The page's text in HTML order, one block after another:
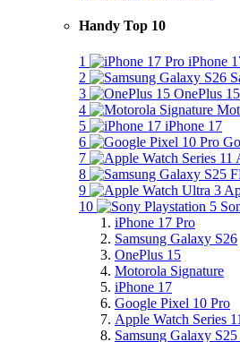
Handy Top 10
1
iPhone
2
3
OnePlus 15
4
5
iPhone 17
6
7
8
9
10
iPhone 17 Pro
Samsung Galaxy S26
OnePlus 15
Motorola Signature
iPhone 17
Google Pixel 10 Pro
Apple Watch Series 11
Samsung Galaxy